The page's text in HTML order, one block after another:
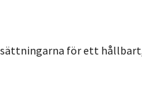
för ett